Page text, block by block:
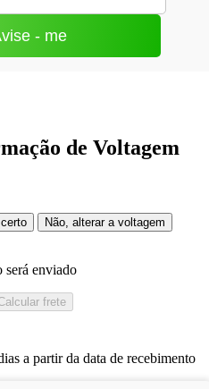
- me
de Voltagem
Não, alterar a voltagem
será enviado
frete
a partir da data de recebimento